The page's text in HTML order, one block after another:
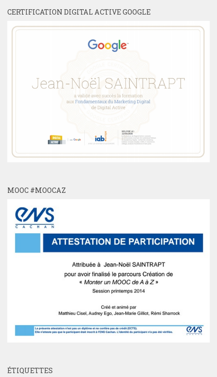
CERTIFICATION DIGITAL ACTIVE GOOGLE
MOOC #MOOCAZ
ÉTIQUETTES